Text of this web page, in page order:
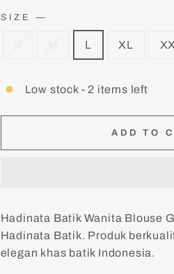
SIZE —
L XL
Low stock - 2 items left
ADD TO
Hadinata Batik Wanita Blouse
Hadinata Batik. Produk
elegan khas batik Indonesia.